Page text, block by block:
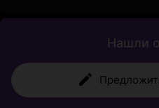
Нашли